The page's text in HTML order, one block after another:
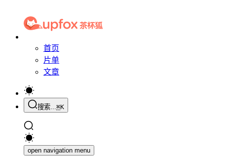
首页
片单
文章
搜索...⌘K
open navigation menu